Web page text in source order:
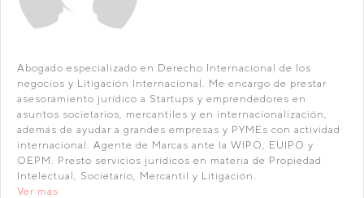
Abogado especializado en Derecho Internacional de los
negocios y Litigación Internacional. Me encargo de prestar
asesoramiento jurídico a Startups y emprendedores en
asuntos societarios, mercantiles y en internacionalización,
además de ayudar a grandes empresas y PYMEs con actividad
internacional. Agente de Marcas ante la WIPO, EUIPO y
OEPM. Presto servicios jurídicos en materia de Propiedad
Intelectual, Societario, Mercantil y Litigación.
Ver más